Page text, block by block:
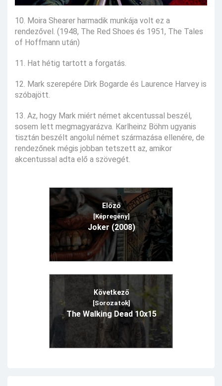
10. Moira Shearer harmadik munkája volt ez a
rendezővel. (1948, The Red Shoes és 1951, The Tales
of Hoffmann után)
11. Hat hétig tartott a forgatás.
12. Mark szerepére Dirk Bogarde és Laurence Harvey is
szóbajött.
13. Az, hogy Mark miért német akcentussal beszél,
sosem lett megmagyarázva. Karlheinz Böhm ugyanis
tisztán beszélt angolul német származása ellenére, de
rendezőnek mégis jobban tetszett az, amikor
akcentussal adta elő a szövegét.
Előző
[Képregény]
Joker (2008)
Következő
[Sorozatok]
The Walking Dead 10x15